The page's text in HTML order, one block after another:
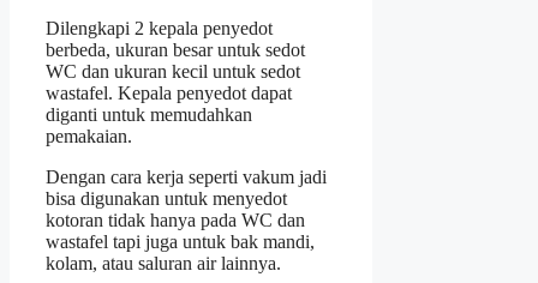
Dilengkapi 2 kepala penyedot
berbeda, ukuran besar untuk sedot
WC dan ukuran kecil untuk sedot
wastafel. Kepala penyedot dapat
diganti untuk memudahkan
pemakaian.
Dengan cara kerja seperti vakum jadi
bisa digunakan untuk menyedot
kotoran tidak hanya pada WC dan
wastafel tapi juga untuk bak mandi,
kolam, atau saluran air lainnya.